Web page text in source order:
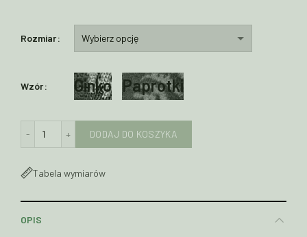
Rozmiar
Wzór Ginko Paprotki
DODAJ DO KOSZYKA
Tabela wymiarów
OPIS